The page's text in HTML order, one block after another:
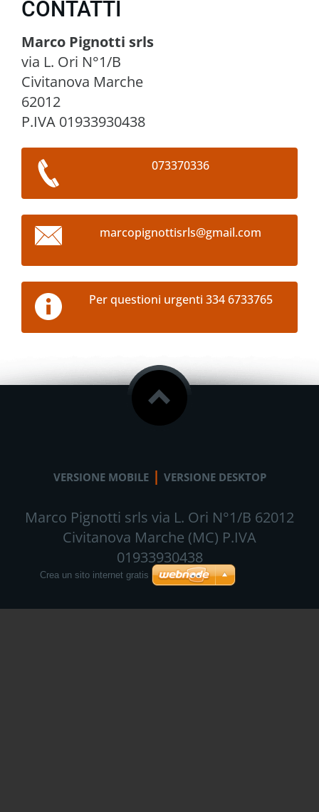
CONTATTI
Marco Pignotti srls
via L. Ori N°1/B
Civitanova Marche
62012
P.IVA 01933930438
073370336
marcopignottisrls@gmail.com
Per questioni urgenti 334 6733765
VERSIONE MOBILE | VERSIONE DESKTOP
Marco Pignotti srls via L. Ori N°1/B 62012
Civitanova Marche (MC) P.IVA
01933930438
Crea un sito internet gratis